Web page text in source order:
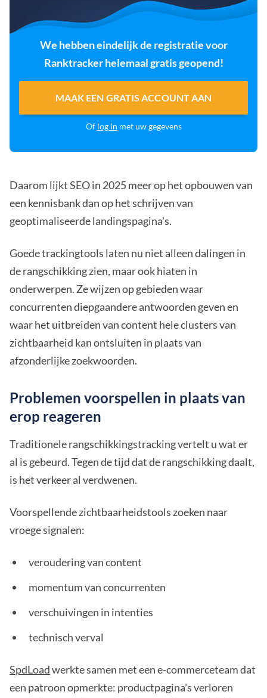
We hebben eindelijk de registratie voor
Ranktracker helemaal gratis geopend!
MAAK EEN GRATIS ACCOUNT AAN
Of log in met uw gegevens
Daarom lijkt SEO in 2025 meer op het opbouwen van
een kennisbank dan op het schrijven van
geoptimaliseerde landingspagina's.
Goede trackingtools laten nu niet alleen dalingen in
de rangschikking zien, maar ook hiaten in
onderwerpen. Ze wijzen op gebieden waar
concurrenten diepgaandere antwoorden geven en
waar het uitbreiden van content hele clusters van
zichtbaarheid kan ontsluiten in plaats van
afzonderlijke zoekwoorden.
Problemen voorspellen in plaats van
erop reageren
Traditionele rangschikkingstracking vertelt u wat er
al is gebeurd. Tegen de tijd dat de rangschikking daalt,
is het verkeer al verdwenen.
Voorspellende zichtbaarheidstools zoeken naar
vroege signalen:
veroudering van content
momentum van concurrenten
verschuivingen in intenties
technisch verval
SpdLoadwerkte samen met een e-commerceteam dat
een patroon opmerkte: productpagina's verloren